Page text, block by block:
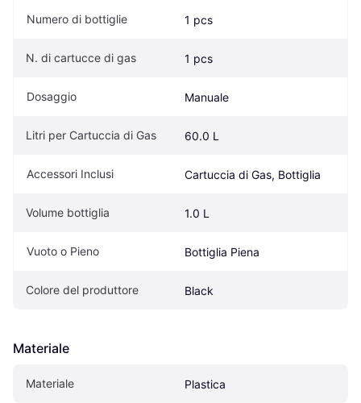
Numero di bottiglie 1 pcs
N. di cartucce di gas 1 pcs
Dosaggio Manuale
Litri per Cartuccia di Gas 60.0 L
Accessori Inclusi Cartuccia di Gas, Bottiglia
Volume bottiglia 1.0 L
Vuoto o Pieno Bottiglia Piena
Colore del produttore Black
Materiale
Materiale Plastica